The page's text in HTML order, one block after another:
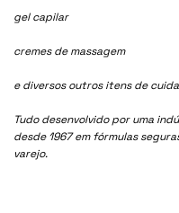
gel capilar
cremes de massagem
e diversos outros itens de
Tudo desenvolvido por uma
desde 1967 em fórmulas
varejo.